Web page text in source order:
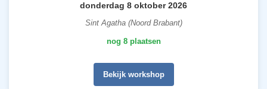
donderdag 8 oktober 2026
Sint Agatha (Noord Brabant)
nog 8 plaatsen
Bekijk workshop